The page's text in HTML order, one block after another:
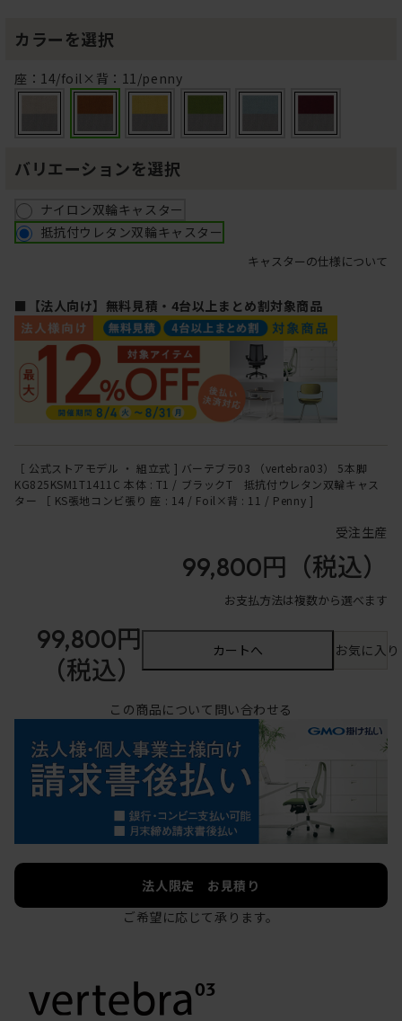
カラーを選択
座：14/foil×背：11/penny
バリエーションを選択
ナイロン双輪キャスター
抵抗付ウレタン双輪キャスター
キャスターの仕様について
■【法人向け】無料見積・4台以上まとめ割対象商品
［ 公式ストアモデル ・ 組立式 ] バーテブラ03 （vertebra03） 5本脚
KG825KSM1T1411C 本体 : T1 / ブラックT 抵抗付ウレタン双輪キャス
ター ［ KS張地コンビ張り 座 : 14 / Foil×背 : 11 / Penny ]
受注生産
99,800円 （税込）
お支払方法は複数から選べます
99,800円
（税込）
カートへ お気に入
この商品について問い合わせる
法人限定 お見積り
ご希望に応じて承ります。